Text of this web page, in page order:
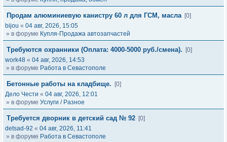
Продам алюминиевую канистру 60 л для ГСМ, масла [0]
bijou « 04 авг, 2026, 15:05
» в форуме Купля-Продажа автозапчастей
Требуются охранники (Оплата: 4000-5000 руб./смена).
[0]
work48 « 04 авг, 2026, 14:53
» в форуме Работа в Севастополе
Бетонные работы на кладбище.
[0]
Дело Чести « 04 авг, 2026, 12:01
» в форуме Услуги / Разное
Требуется дворник в детский сад № 92 [0]
detsad-92 « 04 авг, 2026, 11:41
» в форуме Работа в Севастополе